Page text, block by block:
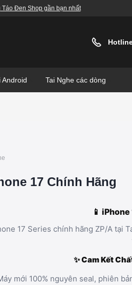
Táo Đen Shop gần bạn nhất
Tai Nghe các dòng
17 Chính Hãng
📱
17 Series chính hãng ZP/A tại
✨ Cam Kết
mới 100% nguyên seal, phiên